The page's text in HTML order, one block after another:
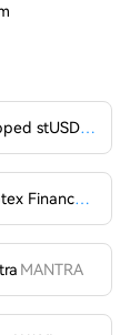
wrapped stUSDT
Cryptex FinanceCTX
MANTRA